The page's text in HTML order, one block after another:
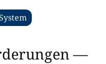
—